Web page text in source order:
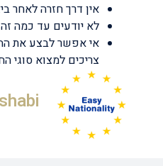
אין דרך חזרה לאחר
לא יודעים עד כמה
אי אפשר לבצע את
צריכים למצוא סוגי
shabi